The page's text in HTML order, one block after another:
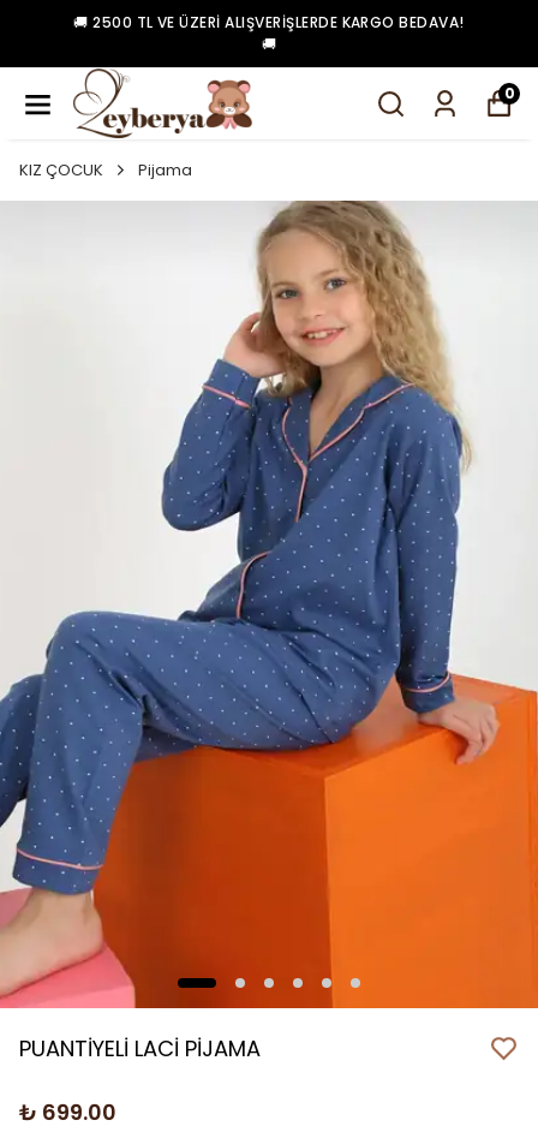
🚚 2500 TL VE ÜZERI ALIŞVERIŞLERDE KARGO BEDAVA!
🚚
0
KIZ ÇOCUK Pijama
PUANTİYELİ LACİ PİJAMA
₺ 699.00